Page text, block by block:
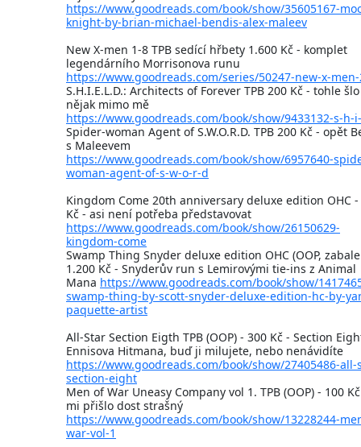
https://www.goodreads.com/book/show/35605167-
knight-by-brian-michael-bendis-alex-maleev
New X-men 1-8 TPB sedící hřbety 1.600 Kč - komplet
legendárního Morrisonova runu
https://www.goodreads.com/series/50247-new-x-
S.H.I.E.L.D.: Architects of Forever TPB 200 Kč - tohle šlo
nějak mimo mě
https://www.goodreads.com/book/show/9433132-s-h-
Spider-woman Agent of S.W.O.R.D. TPB 200 Kč - opět
s Maleevem
https://www.goodreads.com/book/show/6957640-
woman-agent-of-s-w-o-r-d
Kingdom Come 20th anniversary deluxe edition OHC -
Kč - asi není potřeba představovat
https://www.goodreads.com/book/show/26150629-
kingdom-come
Swamp Thing Snyder deluxe edition OHC (OOP,
1.200 Kč - Snyderův run s Lemirovými tie-ins z Animal
Mana https://www.goodreads.com/book/show/
swamp-thing-by-scott-snyder-deluxe-edition-hc-by-
paquette-artist
All-Star Section Eigth TPB (OOP) - 300 Kč - Section
Ennisova Hitmana, buď ji milujete, nebo nenávidíte
https://www.goodreads.com/book/show/27405486-all-
section-eight
Men of War Uneasy Company vol 1. TPB (OOP) - 100
mi přišlo dost strašný
https://www.goodreads.com/book/show/13228244-
war-vol-1